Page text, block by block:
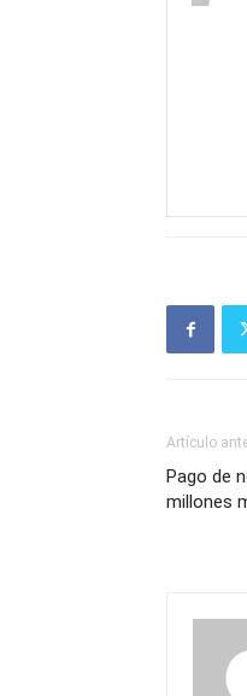
Artículo
Pago de
millones